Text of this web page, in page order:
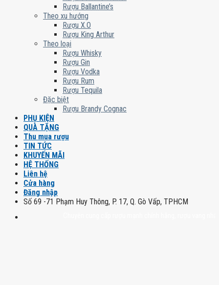
Rượu Ballantine’s
Theo xu hướng
Rượu X.O
Rượu King Arthur
Theo loại
Rượu Whisky
Rượu Gin
Rượu Vodka
Rượu Rum
Rượu Tequila
Đặc biệt
Rượu Brandy Cognac
PHỤ KIỆN
QUÀ TẶNG
Thu mua rượu
TIN TỨC
KHUYẾN MÃI
HỆ THỐNG
Liên hệ
Cửa hàng
Đăng nhập
Số 69 -71 Phạm Huy Thông, P. 17, Q. Gò Vấp, TPHCM